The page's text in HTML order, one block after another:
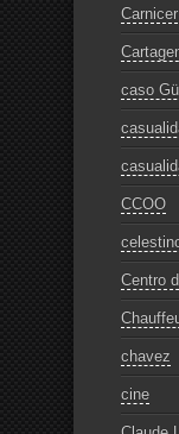
caso
CCOO
Centro
chavez
cine